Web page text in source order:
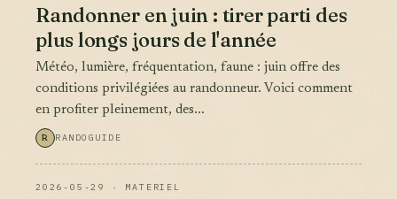
Randonner en juin : tirer parti des
plus longs jours de l'année
Météo, lumière, fréquentation, faune : juin offre des
conditions privilégiées au randonneur. Voici comment
en profiter pleinement, des...
R RANDOGUIDE
2026-05-29 · MATERIEL